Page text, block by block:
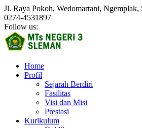
Jl. Raya Pokoh, Wedomartani, Ngemplak,
0274-4531897
Follow us:
Home
Profil
Sejarah Berdiri
Fasilitas
Visi dan Misi
Prestasi
Kurikulum